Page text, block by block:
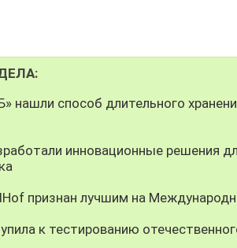
способ длительного
инновационные решения
признан лучшим на
к тестированию